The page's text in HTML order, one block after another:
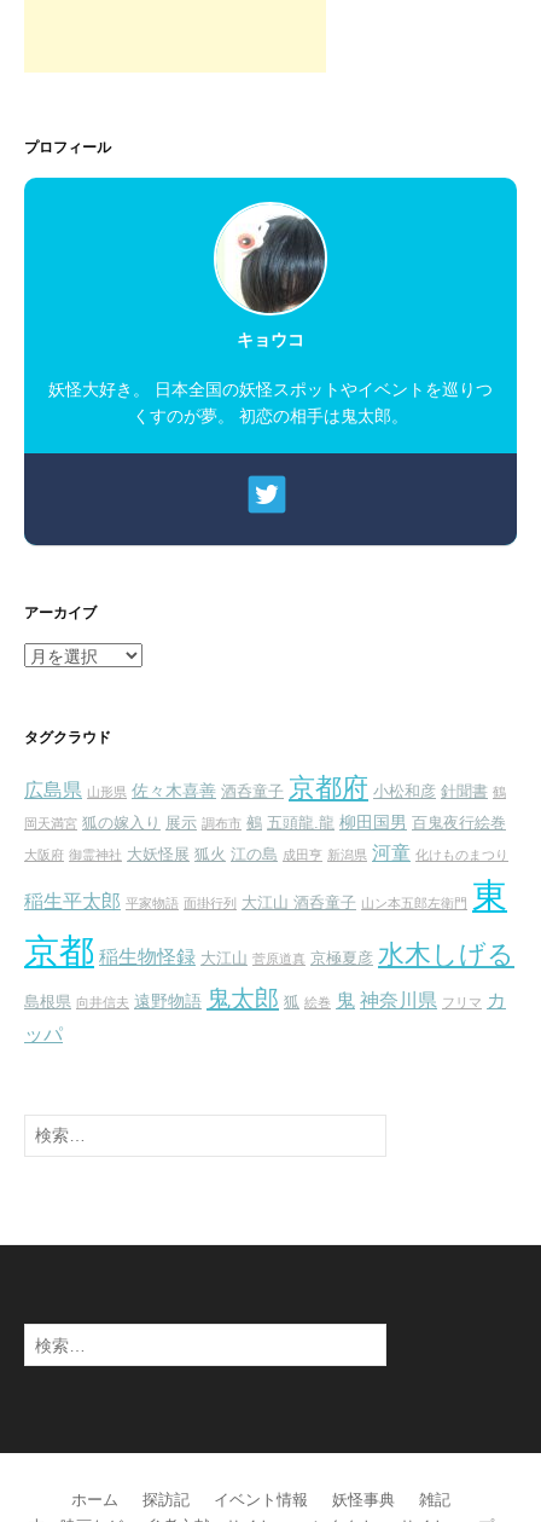
プロフィール
キョウコ
妖怪大好き。 日本全国の妖怪スポットやイベントを巡りつ
くすのが夢。 初恋の相手は鬼太郎。
アーカイブ
ア
イ
タグクラウド
広島県 山形県 佐々木喜善 酒呑童子 京都府 小松和彦 針聞書 鶴
岡天満宮 狐の嫁入り 展示 調布市 鵺 五頭龍.龍 柳田国男 百鬼夜行絵巻
大阪府 御霊神社 大妖怪展 狐火 江の島 成田亨 新潟県 河童 化けものまつり
稲生平太郎 平家物語 面掛行列 大江山 酒呑童子 山ン本五郎左衛門 東
京都 稲生物怪録 大江山 菅原道真 京極夏彦 水木しげる
島根県 向井信夫 遠野物語 鬼太郎 狐 絵巻 鬼 神奈川県 フリマ カ
ッパ
検
索:
検
索:
ホーム 探訪記 イベント情報 妖怪事典
雑記